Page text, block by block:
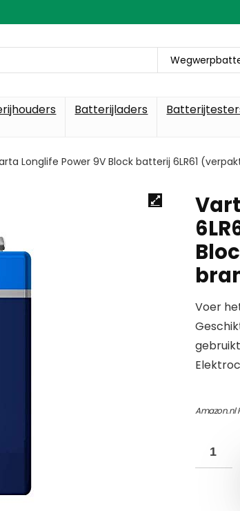
Batterijladers
Longlife Power 9V Block batterij 6LR61
Voer
Amazon.nl